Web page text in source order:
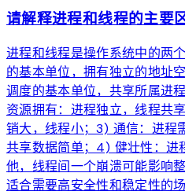
请解释进程和线程的主要
进程和线程是操作系统中的两
的基本单位，拥有独立的地址
调度的基本单位，共享所属进
资源拥有：进程独立，线程共
销大，线程小；3) 通信：进程
共享数据简单；4) 健壮性：进
他，线程间一个崩溃可能影响
适合需要高安全性和稳定性的